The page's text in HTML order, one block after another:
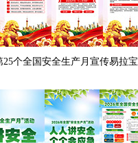
25个全国安全生产月宣传易拉宝